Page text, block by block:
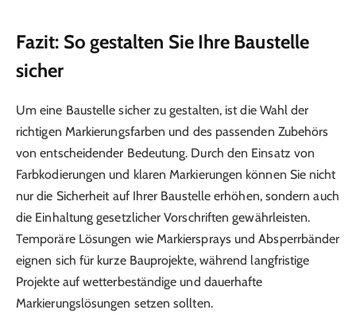
Fazit: So gestalten Sie Ihre Baustelle
sicher
Um eine Baustelle sicher zu gestalten, ist die Wahl der
richtigen Markierungsfarben und des passenden Zubehörs
von entscheidender Bedeutung. Durch den Einsatz von
Farbkodierungen und klaren Markierungen können Sie nicht
nur die Sicherheit auf Ihrer Baustelle erhöhen, sondern auch
die Einhaltung gesetzlicher Vorschriften gewährleisten.
Temporäre Lösungen wie Markiersprays und Absperrbänder
eignen sich für kurze Bauprojekte, während langfristige
Projekte auf wetterbeständige und dauerhafte
Markierungslösungen setzen sollten.